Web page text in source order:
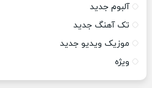
آلبوم جدید
تک آهنگ جدید
موزیک ویدیو جدید
ویژه